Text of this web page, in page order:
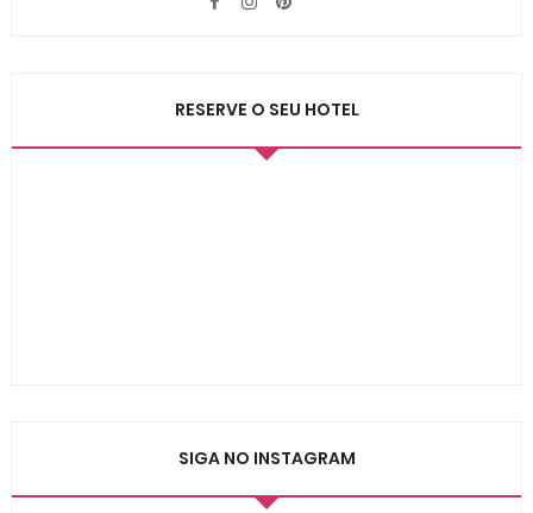
RESERVE O SEU HOTEL
SIGA NO INSTAGRAM